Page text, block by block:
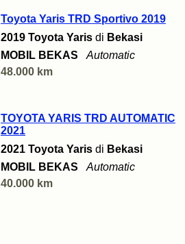
Toyota Yaris TRD Sportivo 2019
2019 Toyota Yaris di Bekasi
MOBIL BEKAS
Automatic
48.000 km
TOYOTA YARIS TRD AUTOMATIC
2021
2021 Toyota Yaris di Bekasi
MOBIL BEKAS
Automatic
40.000 km